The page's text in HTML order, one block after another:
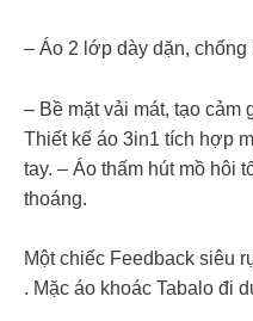
– Áo 2 lớp dày dặn,
– Bề mặt vải mát, tạo
Thiết kế áo 3in1 tích hợp
tay. – Áo thấm hút mồ hôi
thoáng.
Một chiếc Feedback siêu
. Mặc áo khoác Tabalo đi